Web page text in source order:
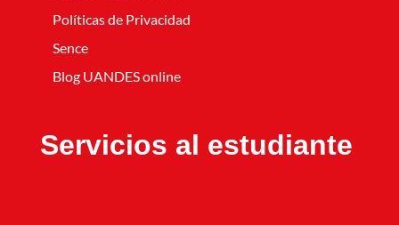
Políticas de Privacidad
Sence
Blog UANDES online
Servicios al estudiante